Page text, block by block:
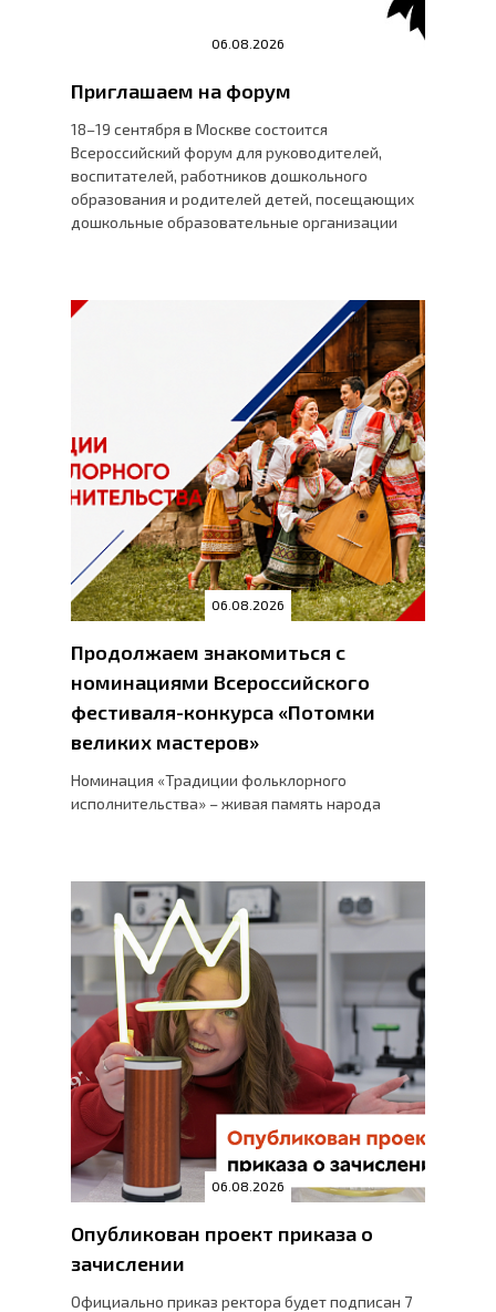
06.08.2026
Приглашаем на форум
18–19 сентября в Москве состоится
Всероссийский форум для руководителей,
воспитателей, работников дошкольного
образования и родителей детей, посещающих
дошкольные образовательные организации
06.08.2026
Продолжаем знакомиться с
номинациями Всероссийского
фестиваля-конкурса «Потомки
великих мастеров»
Номинация «Традиции фольклорного
исполнительства» – живая память народа
06.08.2026
Опубликован проект приказа о
зачислении
Официально приказ ректора будет подписан 7